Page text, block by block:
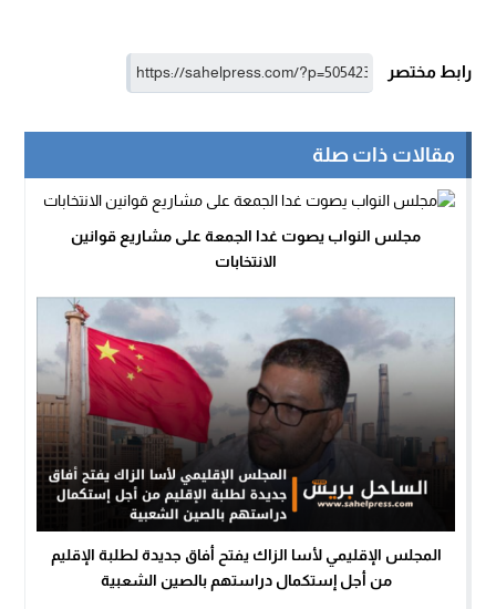
رابط مختصر
مقالات ذات صلة
مجلس النواب يصوت غدا الجمعة على مشاريع قوانين
الانتخابات
المجلس الإقليمي لأسا الزاك يفتح أفاق جديدة لطلبة الإقليم
من أجل إستكمال دراستهم بالصين الشعبية